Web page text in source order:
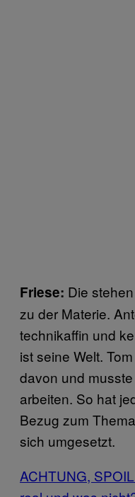
Friese: Die
zu der Materie.
technikaffin und
ist seine Welt.
davon und
arbeiten. So hat
Bezug zum
sich umgesetzt.
ACHTUNG,